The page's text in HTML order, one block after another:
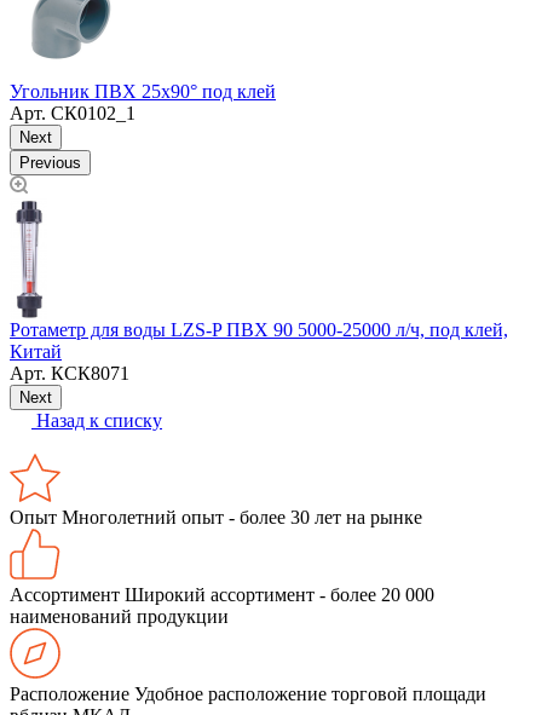
Угольник ПВХ 25х90° под клей
Арт. СК0102_1
Next
Previous
Ротаметр для воды LZS-P ПВХ 90 5000-25000 л/ч, под клей,
Китай
Арт. КСК8071
Next
Назад к списку
Опыт Многолетний опыт - более 30 лет на рынке
Ассортимент Широкий ассортимент - более 20 000
наименований продукции
Расположение Удобное расположение торговой площади